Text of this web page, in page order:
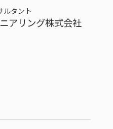
ルタント
アリング株式会社